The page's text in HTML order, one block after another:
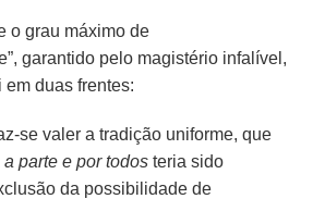
o grau máximo de
garantido pelo magistério infalível,
duas frentes:
se valer a tradição uniforme, que
parte e por todos teria sido
da possibilidade de